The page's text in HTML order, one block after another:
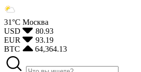
31°С Москва
USD
80.93
EUR
93.19
BTC
64,364.13